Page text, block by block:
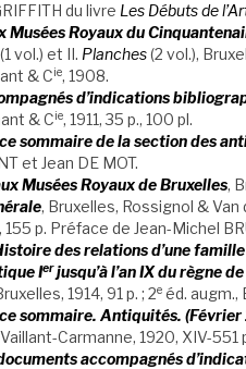
du livre Les Débuts de
Musées Royaux du
(1 vol.) et II. Planches(2 vol.),
& Cie, 1908.
d’indications
& Cie, 1911, 35 p., 100 pl.
sommaire de la section des
et Jean DE MOT.
Musées Royaux de Bruxelles,
, Bruxelles, Rossignol & Van
p. Préface de Jean-Michel
des relations d’une
Ierjusqu’à l’an IX du règne
1914, 91 p. ; 2eéd. augm.,
sommaire. Antiquités. (Février
Carmanne, 1920, XIV-551
accompagnés